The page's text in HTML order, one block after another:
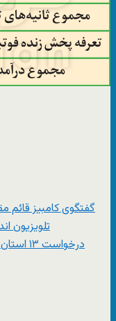
گفتگوی کامبیز قائم
تلویزیون